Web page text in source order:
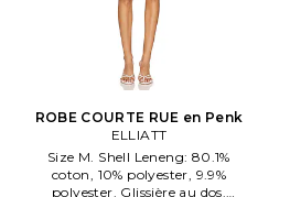
ROBE COURTE RUE en Penk
ELLIATT
Size M. Shell Leneng: 80.1%
coton, 10% polyester, 9.9%
polyester. Glissière au dos.